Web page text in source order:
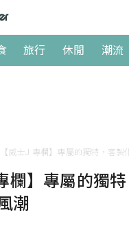
旅行 休閒 潮流
欄】專屬的獨
潮